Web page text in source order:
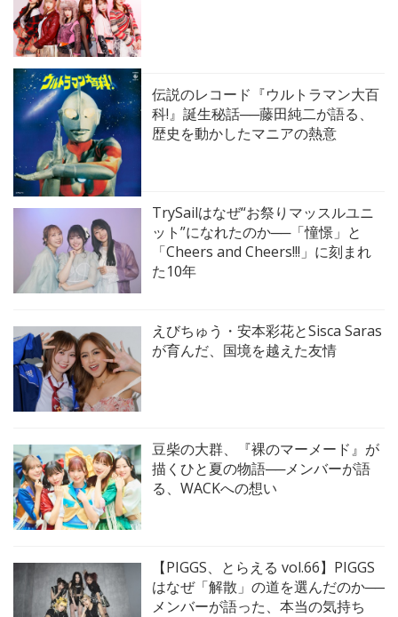
伝説のレコード『ウルトラマン大百
科!』誕生秘話──藤田純二が語る、
歴史を動かしたマニアの熱意
TrySailはなぜ“お祭りマッスルユニ
ット”になれたのか──「憧憬」と
「Cheers and Cheers!!!」に刻まれ
た10年
えびちゅう・安本彩花とSisca Saras
が育んだ、国境を越えた友情
豆柴の大群、『裸のマーメード』が
描くひと夏の物語──メンバーが語
る、WACKへの想い
【PIGGS、とらえる vol.66】PIGGS
はなぜ「解散」の道を選んだのか──
メンバーが語った、本当の気持ち